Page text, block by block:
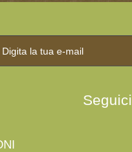
Seguici